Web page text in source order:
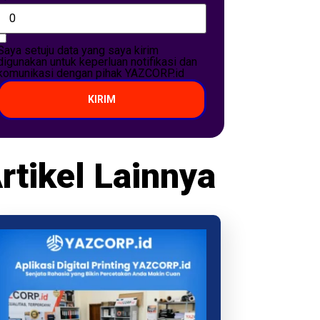
setuju data yang saya kirim
untuk keperluan notifikasi dan
dengan pihak YAZCORP.id
KIRIM
Lainnya